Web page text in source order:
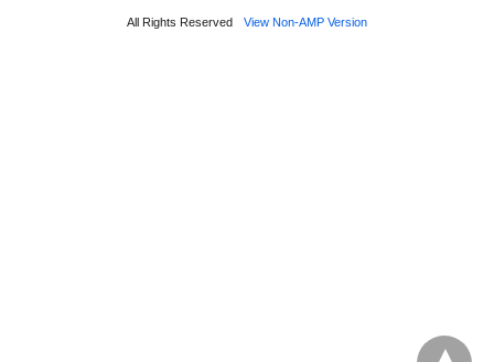
All Rights Reserved View Non-AMP Version